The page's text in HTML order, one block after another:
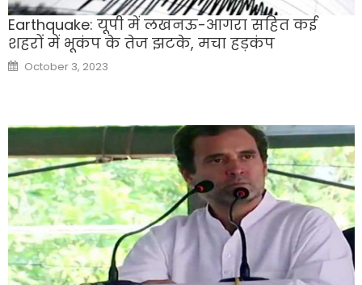
Earthquake: यूपी में लखनऊ-आगरा सह‍ित कई
शहरों में भूकंप के तेज झटके, मचा हड़कंप
Posted
on
October 3, 2023